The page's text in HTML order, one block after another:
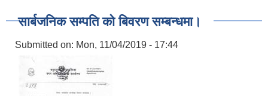
सार्बजनिक सम्पति को बिवरण सम्बन्धमा।
Submitted on: Mon, 11/04/2019 - 17:44